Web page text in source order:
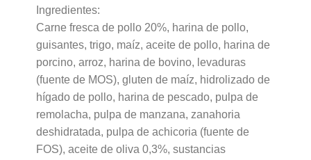
Ingredientes:
Carne fresca de pollo 20%, harina de pollo,
guisantes, trigo, maíz, aceite de pollo, harina de
porcino, arroz, harina de bovino, levaduras
(fuente de MOS), gluten de maíz, hidrolizado de
hígado de pollo, harina de pescado, pulpa de
remolacha, pulpa de manzana, zanahoria
deshidratada, pulpa de achicoria (fuente de
FOS), aceite de oliva 0,3%, sustancias